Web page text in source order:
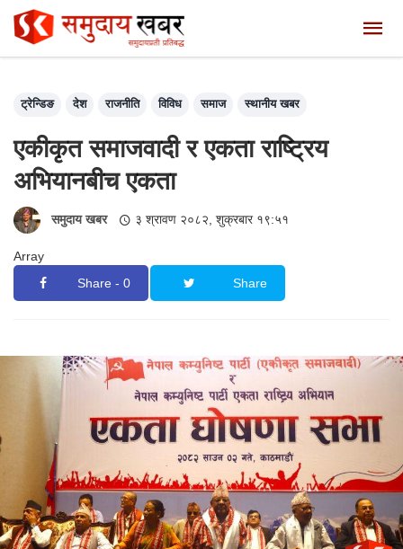
ट्रेन्डिङ देश राजनीति विविध समाज स्थानीय खबर
एकीकृत समाजवादी र एकता राष्ट्रिय
अभियानबीच एकता
समुदाय खबर ३ श्रावण २०८२, शुक्रबार १९:५१
Array
Share - 0
Share